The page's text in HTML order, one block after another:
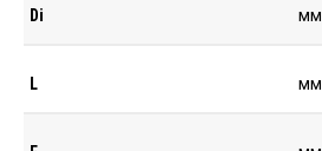
Di мм
L мм